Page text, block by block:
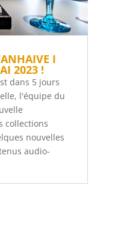
I
2023 !
dans 5 jours
l'équipe du
collections
nouvelles
audio-